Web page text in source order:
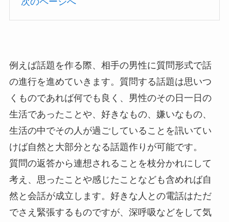
例えば話題を作る際、相手の男性に質問形式で話
の進行を進めていきます。質問する話題は思いつ
くものであれば何でも良く、男性のその日一日の
生活であったことや、好きなもの、嫌いなもの、
生活の中でその人が過ごしていることを訊いてい
けば自然と大部分となる話題作りが可能です。
質問の返答から連想されることを枝分かれにして
考え、思ったことや感じたことなども含めれば自
然と会話が成立します。好きな人との電話はただ
でさえ緊張するものですが、深呼吸などをして気